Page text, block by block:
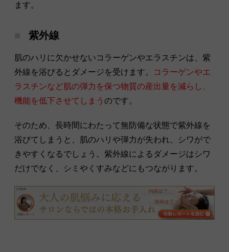
ます。
紫外線
肌のハリに欠かせないコラーゲンやエラスチンは、紫
外線を浴びるとダメージを受けます。
コラーゲンやエ
ラスチンなど肌の弾力を保つ物質の産出量を減らし、
機能を低下させてしまう のです。
そのため、長時間にわたって無防備な状態で紫外線を
浴びてしまうと、肌のハリや弾力が失われ、シワがで
きやすくなるでしょう。紫外線によるダメージはシワ
だけでなく、シミやくすみなどにもつながります。